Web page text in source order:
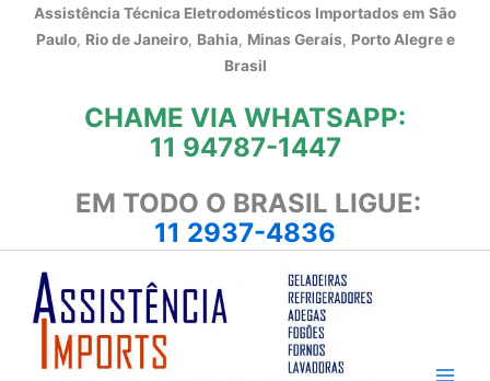
Assistência Técnica Eletrodomésticos Importados em São
Paulo, Rio de Janeiro, Bahia, Minas Gerais, Porto Alegre e
Brasil
CHAME VIA WHATSAPP:
11 94787-1447
EM TODO O BRASIL LIGUE:
11 2937-4836